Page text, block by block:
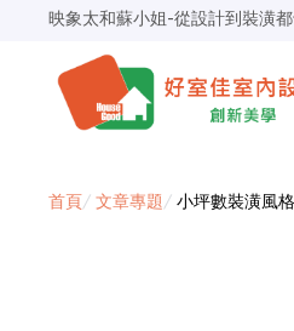
景安捷作陳小姐-專業團隊，設計
說明仔細流程順暢，注意施工上
毛胚屋裝修推薦，設計師與工務
【裝修貸款】最高200萬，50萬
首頁/ 文章專題 / 小坪數裝潢風